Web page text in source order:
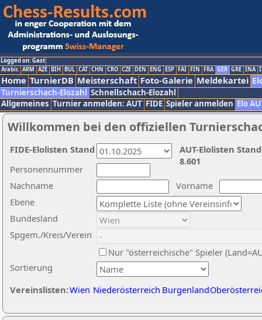
Logged on: Gast
Arabic ARM AZE BIH BUL CAT CHN CRO CZE DEN ENG ESP FAI FIN FRA GER GRE INA
Home TurnierDB Meisterschaft Foto-Galerie Meldekartei
Turnierschach-Elozahl Schnellschach-Elozahl
Allgemeines Turnier anmelden: AUT FIDE Spieler anmelden Elo
Willkommen bei den offiziellen
Nachname
Vorname
Ebene
Sortierung
Personennummer
Bundesland
Spgem./Kreis/Verein
Nur "österreichische" Spieler
Vereinslisten:Wien Niederösterreich Burgenland
AUT-Elolisten
8.601
FIDE-Elolisten Stand